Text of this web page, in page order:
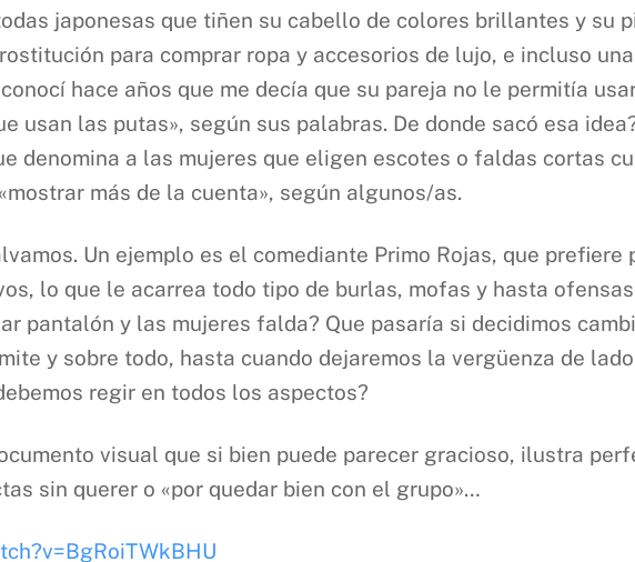
japonesas que tiñen su cabello de colores brillantes y su
para comprar ropa y accesorios de lujo, e incluso
hace años que me decía que su pareja no le permitía
usan las putas», según sus palabras. De donde sacó esa
denomina a las mujeres que eligen escotes o faldas cortas
más de la cuenta», según algunos/as.
Un ejemplo es el comediante Primo Rojas, que
lo que le acarrea todo tipo de burlas, mofas y hasta
pantalón y las mujeres falda? Que pasaría si decidimos
y sobre todo, hasta cuando dejaremos la vergüenza de
regir en todos los aspectos?
visual que si bien puede parecer gracioso, ilustra
sin querer o «por quedar bien con el grupo»…